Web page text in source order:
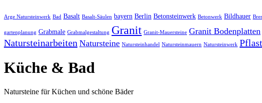
Arge Natursteinwerk Bad Basalt Basalt-Säulen bayern Berlin Betonsteinwerk Betonwerk Bildhauer
gartenplanung Grabmale Grabmalgestaltung Granit Granit-Mauersteine Granit Bodenplatten
Natursteinarbeiten Natursteine Natursteinhandel Natursteinmauern Natursteinwerk
Küche & Bad
Natursteine für Küchen und schöne Bäder